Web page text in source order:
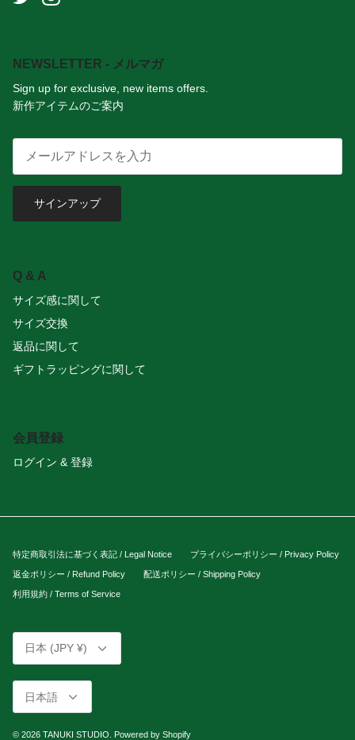
NEWSLETTER - メルマガ
Sign up for exclusive, new items offers.
新作アイテムのご案内
サインアップ
Q & A
サイズ感に関して
サイズ交換
返品に関して
ギフトラッピングに関して
会員登録
ログイン & 登録
特定商取引法に基づく表記 / Legal Notice プライバシーポリシー / Privacy Policy
返金ポリシー / Refund Policy 配送ポリシー / Shipping Policy
利用規約 / Terms of Service
通
日本 (JPY ¥)
言
日本語
© 2026 TANUKI STUDIO. Powered by Shopify